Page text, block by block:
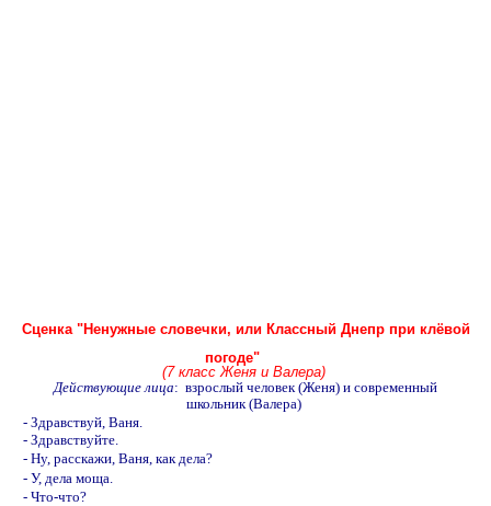
Сценка "Ненужные словечки, или Классный Днепр при клёвой
погоде"
(7 класс Женя и Валера)
Действующие лица: взрослый человек (Женя) и современный
школьник (Валера)
- Здравствуй, Ваня.
- Здравствуйте.
- Hу, расскажи, Ваня, как дела?
- У, дела моща.
- Что-что?